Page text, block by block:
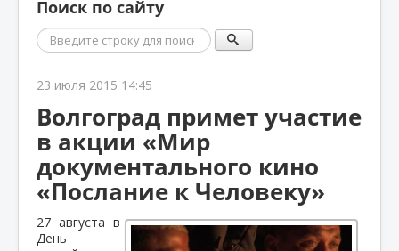
Поиск по сайту
Поиск
23 июля 2015 14:45
Волгоград примет участие
в акции «Мир
документального кино
«Послание к Человеку»
27 августа в
День